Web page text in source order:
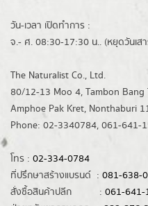
วัน-เวลา เปิดทำการ :
จ.- ศ. 08:30-17:30 น.. (หยุดวันเส
The Naturalist Co., Ltd.
80/12-13 Moo 4, Tambon Bang
Amphoe Pak Kret, Nonthaburi
Phone: 02-3340784, 061-641-
โทร : 02-334-0784
ที่ปรึกษาสร้างแบรนด์ : 081-638-
สั่งซื้อสินค้าปลีก : 061-641-